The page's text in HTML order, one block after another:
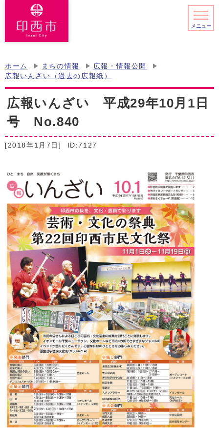
メニュー
ホーム まちの情報
広報・情報公開
広報いんざい（過去の広報紙）
広報いんざい 平成29年10月1日
号 No.840
[2018年1月7日] ID:7127